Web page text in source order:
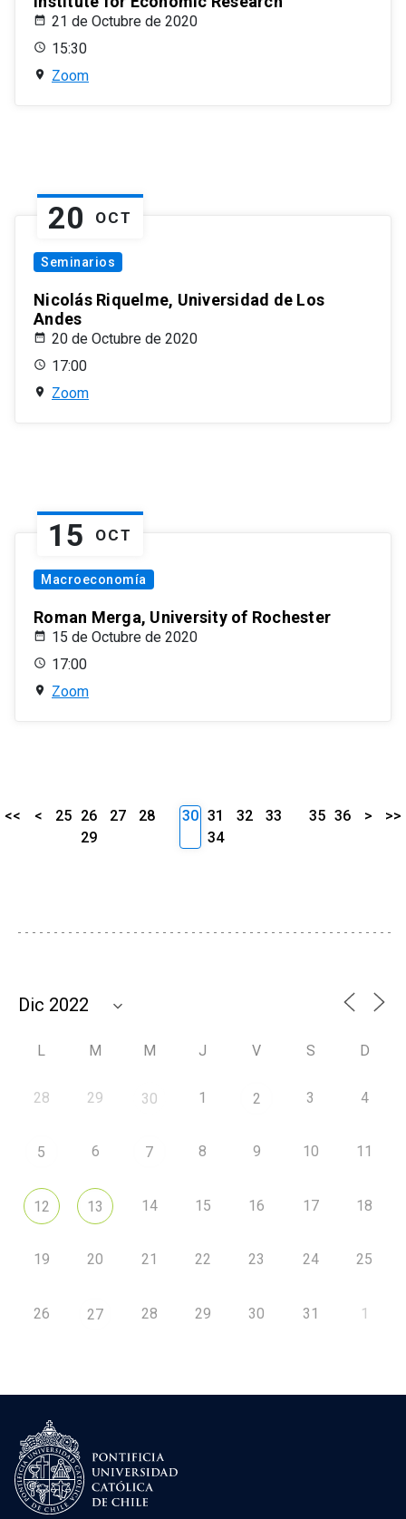
21 de Octubre de 2020
15:30
Zoom
20 OCT
Seminarios
Nicolás Riquelme, Universidad de Los
Andes
20 de Octubre de 2020
17:00
Zoom
15 OCT
Macroeconomía
Roman Merga, University of Rochester
15 de Octubre de 2020
17:00
Zoom
<< < 25 26 27
28
29
30 31 32
33
34
35 36 > >>
L M M J V S D
28 29 30 1 2 3 4
5 6 7 8 9 10 11
12 13 14 15 16 17 18
19 20 21 22 23 24 25
26 27 28 29 30 31 1